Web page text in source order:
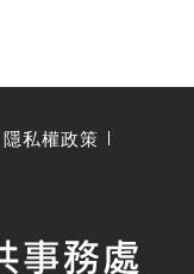
隱私權政策